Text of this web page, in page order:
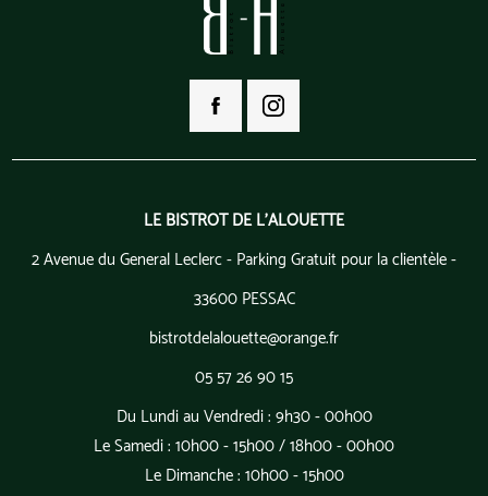
LE BISTROT DE L'ALOUETTE
2 Avenue du General Leclerc - Parking Gratuit pour la clientèle -
33600 PESSAC
bistrotdelalouette@orange.fr
05 57 26 90 15
Du Lundi au Vendredi : 9h30 - 00h00
Le Samedi : 10h00 - 15h00 / 18h00 - 00h00
Le Dimanche : 10h00 - 15h00